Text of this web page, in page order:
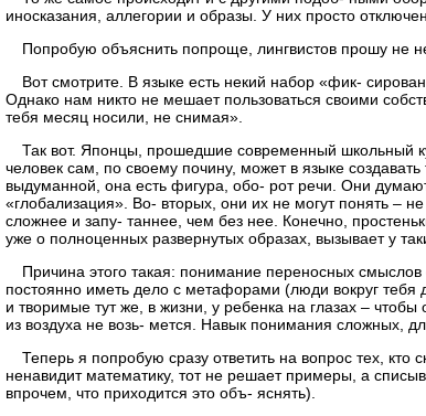
иносказания, аллегории и образы. У них просто
Попробую объяснить попроще, лингвистов прошу не
Вот смотрите. В языке есть некий набор «фик-
Однако нам никто не мешает пользоваться своими
тебя месяц носили, не снимая».
Так вот. Японцы, прошедшие современный школьный
человек сам, по своему почину, может в языке
выдуманной, она есть фигура, обо- рот речи. Они
«глобализация». Во- вторых, они их не могут понять –
сложнее и запу- таннее, чем без нее. Конечно,
уже о полноценных развернутых образах, вызывает у
Причина этого такая: понимание переносных
постоянно иметь дело с метафорами (люди вокруг
и творимые тут же, в жизни, у ребенка на глазах –
из воздуха не возь- мется. Навык понимания сложных,
Теперь я попробую сразу ответить на вопрос тех,
ненавидит математику, тот не решает примеры, а
впрочем, что приходится это объ- яснять).